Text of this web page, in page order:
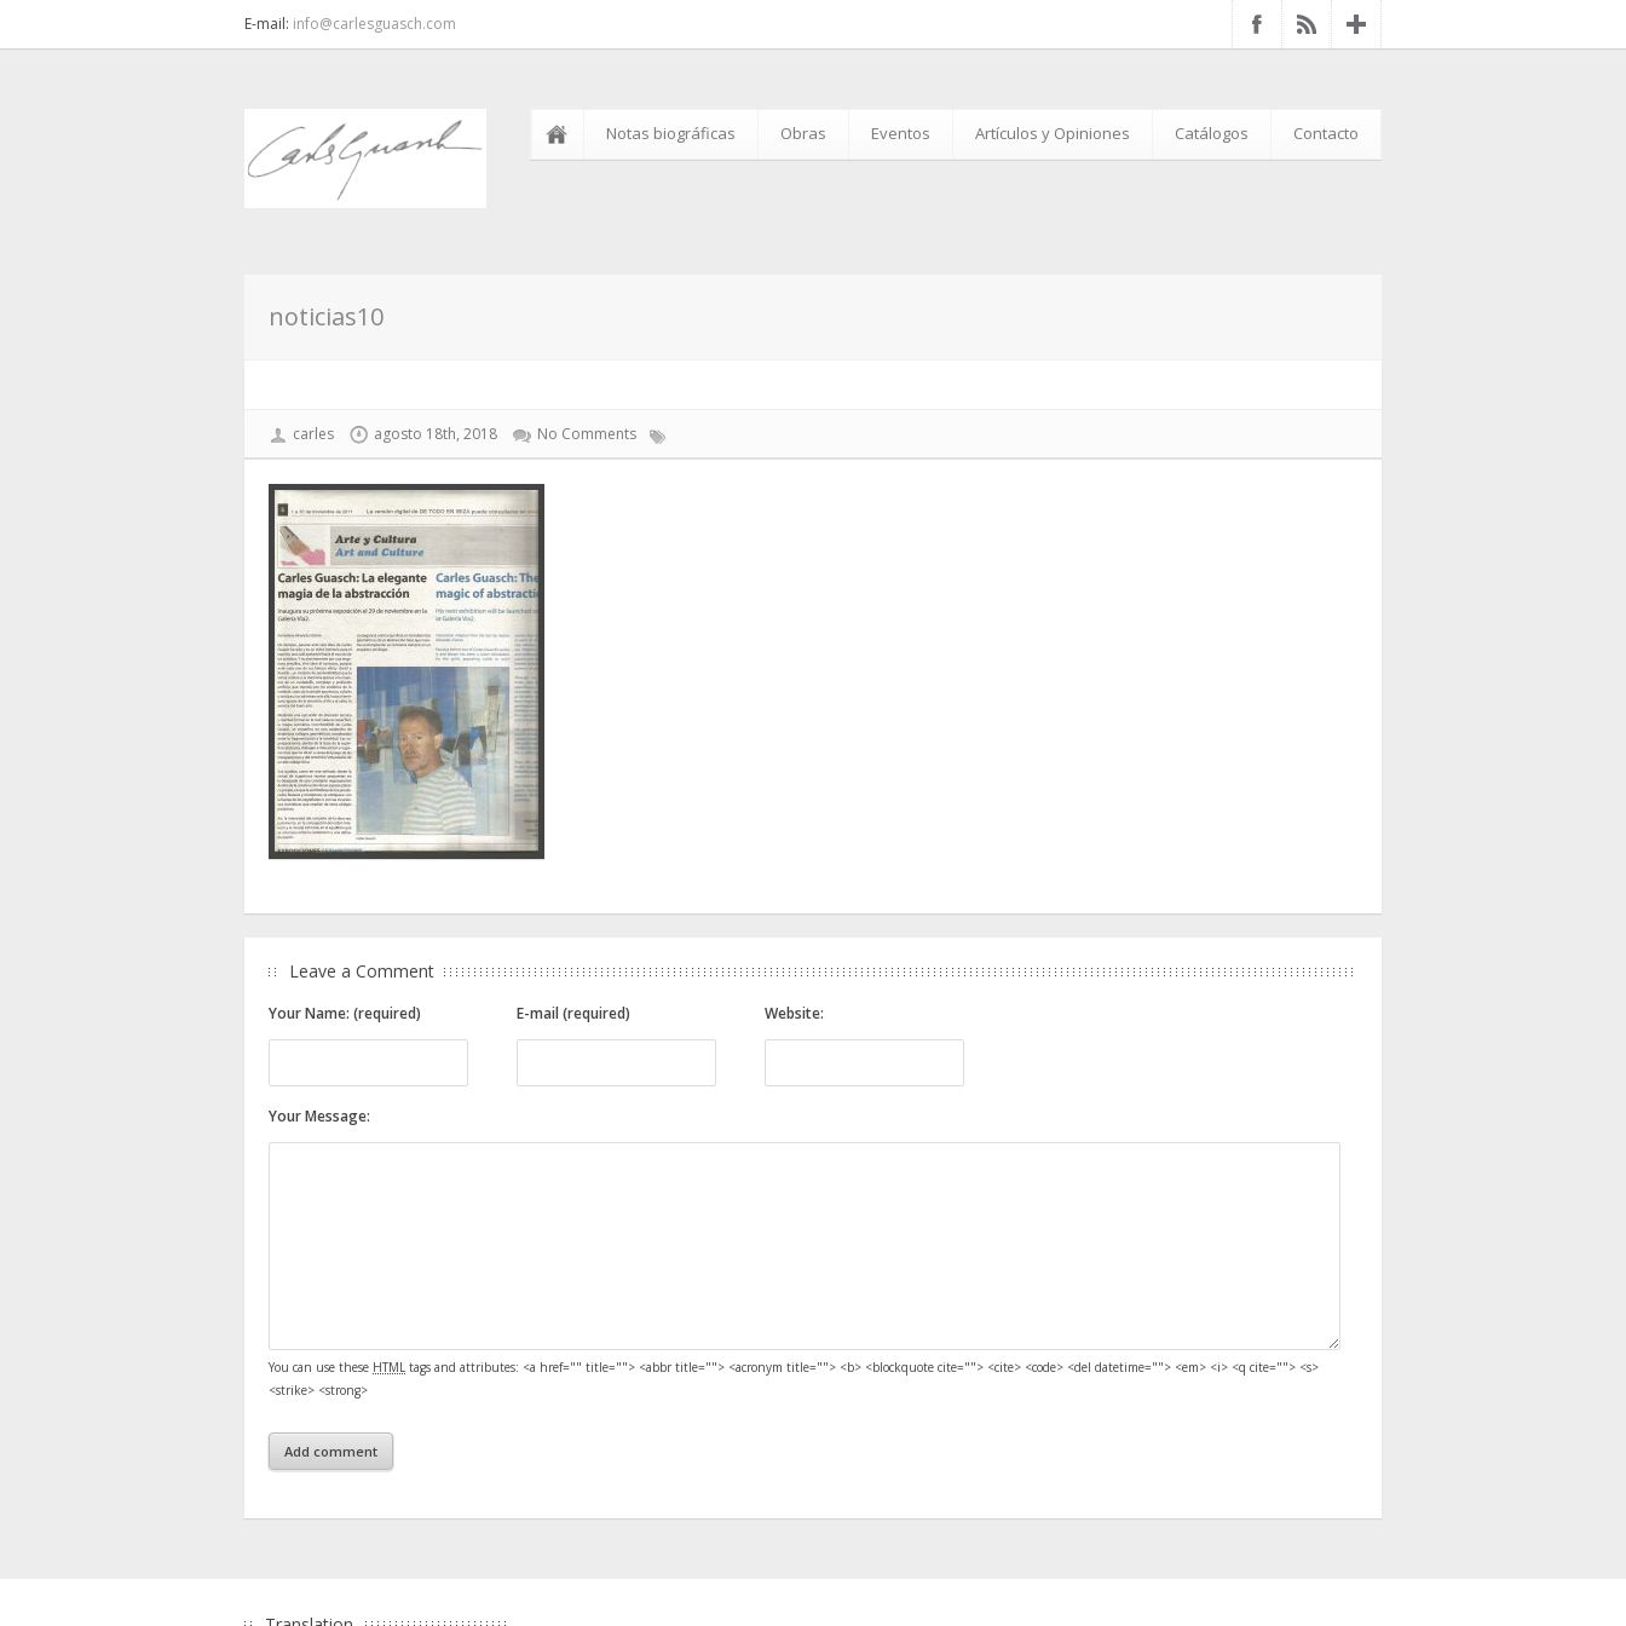
E-mail: info@carlesguasch.com
Notas biográficas Obras Eventos Artículos y Opiniones Catálogos Contacto
noticias10
carles agosto 18th, 2018 No Comments
Leave a Comment
Your Name: (required) E-mail (required) Website:
Your Message:
You can use these HTML tags and attributes: <a href="" title=""> <abbr title=""> <acronym title=""> <b> <blockquote cite=""> <cite> <code> <del datetime=""> <em> <i> <q cite=""> <s>
<strike> <strong>